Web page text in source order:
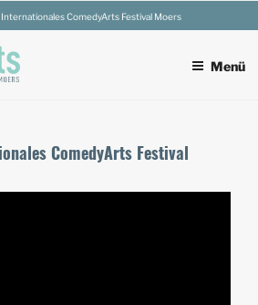
ComedyArts Festival Moers
Menü
ComedyArts Festival